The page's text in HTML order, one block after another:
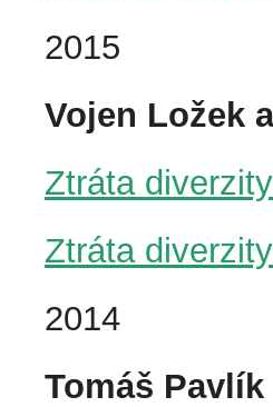
2015
Vojen Ložek
Ztráta
Ztráta
2014
Tomáš Pavlík